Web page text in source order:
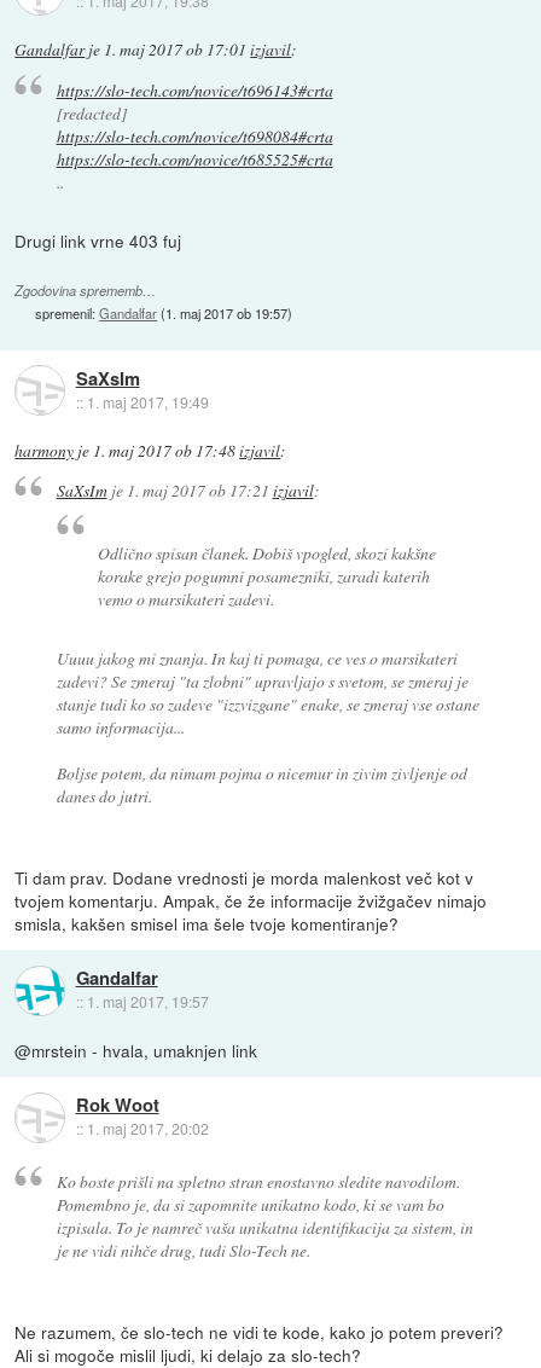
Gandalfarje 1. maj 2017 ob 17:01 izjavil:
https://slo-tech.com/novice/t696143#crta
[redacted]
https://slo-tech.com/novice/t698084#crta
https://slo-tech.com/novice/t685525#crta
..
Drugi link vrne 403 fuj
Zgodovina sprememb…
spremenil:Gandalfar(1. maj 2017 ob 19:57)
SaXsIm
:: 1. maj 2017, 19:49
harmony je 1. maj 2017 ob 17:48izjavil:
SaXsImje 1. maj 2017 ob 17:21 izjavil:
Odlično spisan članek. Dobiš vpogled, skozi kakšne
korake grejo pogumni posamezniki, zaradi katerih
vemo o marsikateri zadevi.
Uuuu jakog mi znanja. In kaj ti pomaga, ce ves o marsikateri
zadevi? Se zmeraj "ta zlobni" upravljajo s svetom, se zmeraj je
stanje tudi ko so zadeve "izzvizgane" enake, se zmeraj vse ostane
samo informacija...
Boljse potem, da nimam pojma o nicemur in zivim zivljenje od
danes do jutri.
Ti dam prav. Dodane vrednosti je morda malenkost več kot v
tvojem komentarju. Ampak, če že informacije žvižgačev nimajo
smisla, kakšen smisel ima šele tvoje komentiranje?
Gandalfar
:: 1. maj 2017, 19:57
@mrstein - hvala, umaknjen link
Rok Woot
:: 1. maj 2017, 20:02
Ko boste prišli na spletno stran enostavno sledite navodilom.
Pomembno je, da si zapomnite unikatno kodo, ki se vam bo
izpisala. To je namreč vaša unikatna identifikacija za sistem, in
je ne vidi nihče drug, tudi Slo-Tech ne.
Ne razumem, če slo-tech ne vidi te kode, kako jo potem preveri?
Ali si mogoče mislil ljudi, ki delajo za slo-tech?